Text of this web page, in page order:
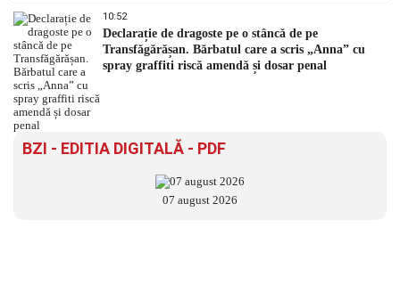
10:52
Declarație de dragoste pe o stâncă de pe
Transfăgărășan. Bărbatul care a scris „Anna” cu
spray graffiti riscă amendă și dosar penal
BZI - EDITIA DIGITALĂ - PDF
07 august 2026